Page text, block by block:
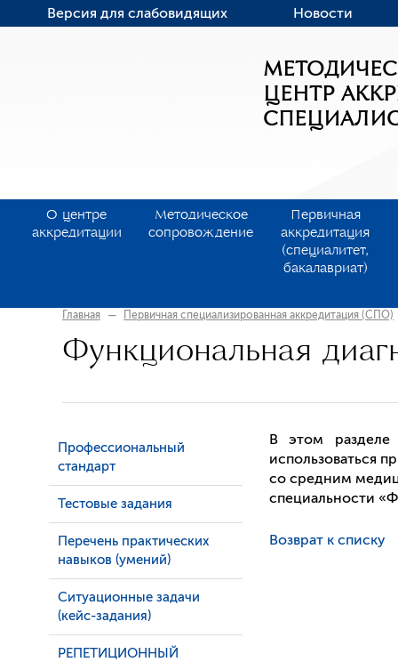
Версия для слабовидящих Новости
ЦЕНТР
О центре
аккредитации
Методическое
сопровождение
Первичная
аккредитация
(специалитет,
бакалавриат)
Главная — Первичная специализированная аккредитация (СПО)
Функциональная
Профессиональный
стандарт
Тестовые задания
Перечень практических
навыков (умений)
Ситуационные задачи
(кейс-задания)
РЕПЕТИЦИОННЫЙ
В этом разделе
использоваться
со средним
специальности
Возврат к списку